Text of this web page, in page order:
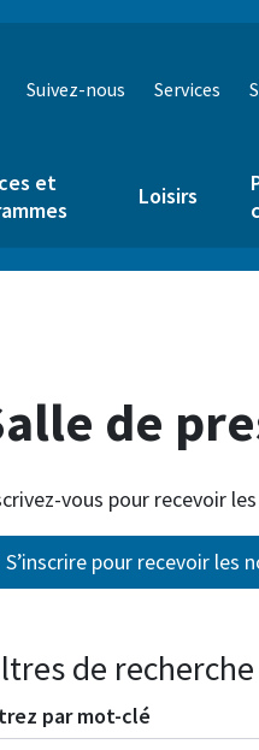
Suivez-nous Services
et
Loisirs
de
vous pour recevoir
S’inscrire pour recevoir les
de recherche
par mot-clé